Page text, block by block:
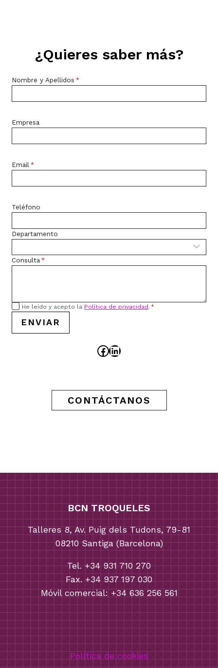
¿Quieres saber más?
Nombre y Apellidos *
Empresa
Email *
Teléfono
Departamento
Consulta*
He leído y acepto la Política de privacidad. *
ENVIAR
Facebook
LinkedIn
CONTÁCTANOS
BCN TROQUELES
Talleres 8, Av. Puig dels Tudons, 79-81
08210 Santiga (Barcelona)
Tel. +34 931 710 270
Fax. +34 937 197 030
Móvil comercial: +34 636 256 561
Política de cookies